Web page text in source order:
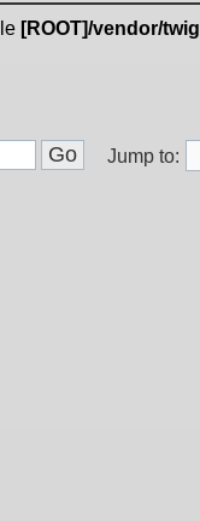
[ROOT]/vendor/
Jump to: